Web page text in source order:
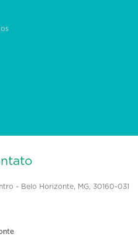
- Belo Horizonte, MG, 30160-031